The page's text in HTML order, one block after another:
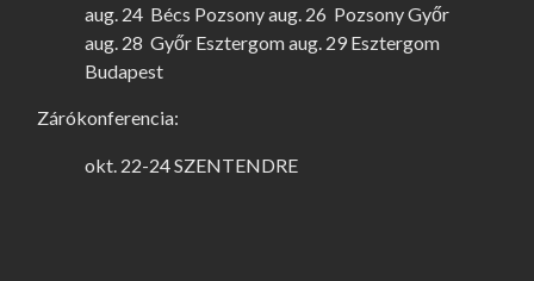
aug. 24 Bécs Pozsony aug. 26 Pozsony Győr
aug. 28 Győr Esztergom aug. 29 Esztergom
Budapest
Zárókonferencia:
okt. 22-24 SZENTENDRE